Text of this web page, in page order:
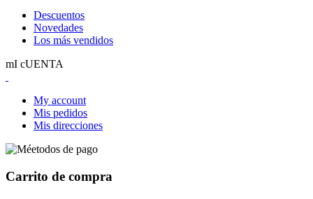
Descuentos
Novedades
Los más vendidos
mI cUENTA
My account
Mis pedidos
Mis direcciones
Carrito de compra